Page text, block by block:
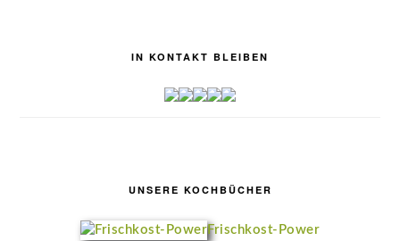
IN KONTAKT BLEIBEN
UNSERE KOCHBÜCHER
Frischkost-Power